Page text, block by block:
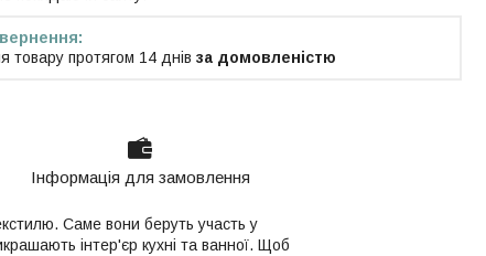
товару протягом 14 днів за домовленістю
Інформація для замовлення
Саме вони беруть участь у
інтер'єр кухні та ванної. Щоб